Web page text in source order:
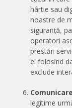
hârtie sau
noastre de
siguranță,
operatori
prestări
ei folosind
exclude
legitime